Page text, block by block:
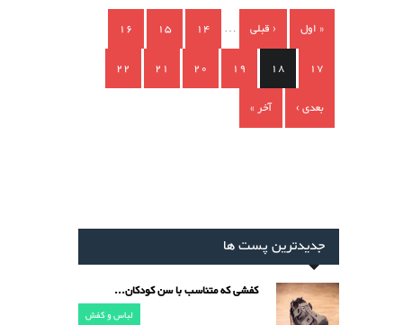
صفحه‌ها
« اول ‹ قبلی …
14
15
16
17
18
19
20
21
22
بعدی ›
آخر »
جدیدترین پست ها
کفشی که متناسب با سن کودکان...
لباس و کفش